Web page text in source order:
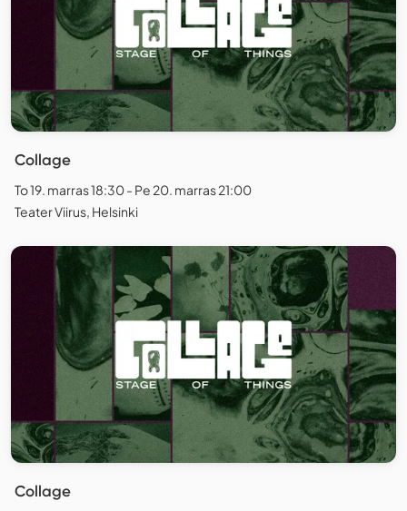
Collage
To 19. marras 18:30 - Pe 20. marras 21:00
Teater Viirus, Helsinki
Collage